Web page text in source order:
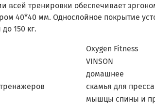
всей тренировки обеспечивает
40*40 мм. Однослойное покрытие
150 кг.
Oxygen Fitness
VINSON
домашнее
скамья для
мышцы спины и